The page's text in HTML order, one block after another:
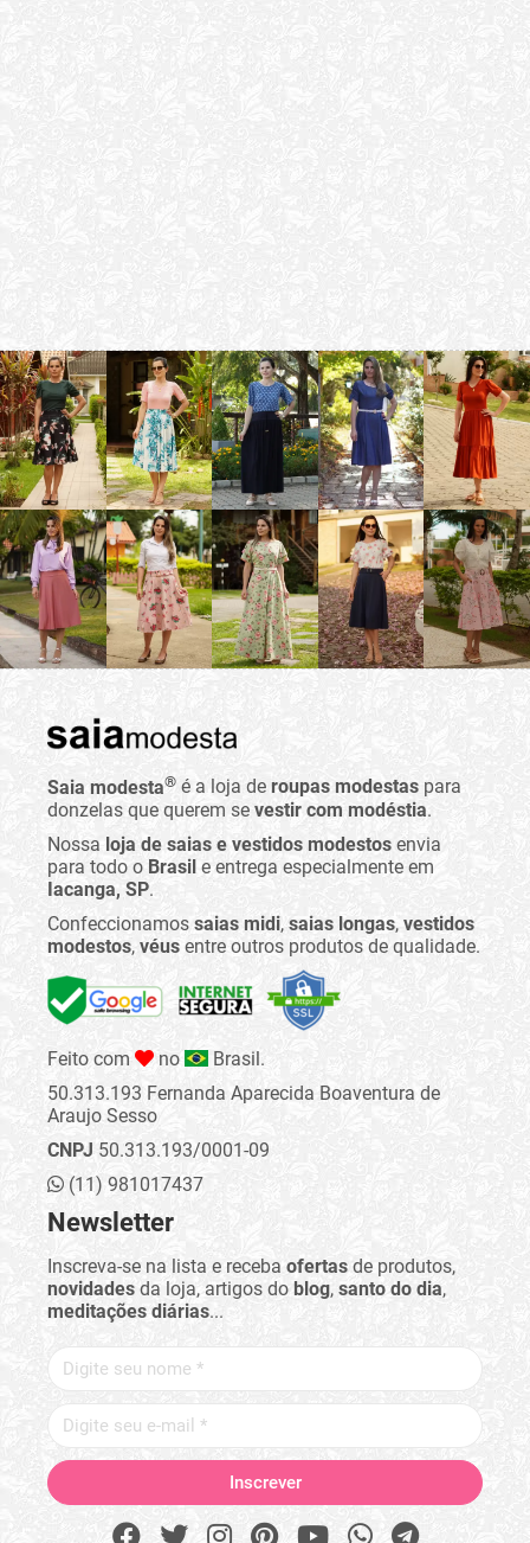
Saia modesta® é a loja de roupas modestas para
donzelas que querem se vestir com modéstia.
Nossa loja de saias e vestidos modestos envia
para todo o Brasil e entrega especialmente em
Iacanga, SP.
Confeccionamos saias midi, saias longas, vestidos
modestos, véus entre outros produtos de qualidade.
Feito com no
Brasil.
50.313.193 Fernanda Aparecida Boaventura de
Araujo Sesso
CNPJ 50.313.193/0001-09
(11) 981017437
Newsletter
Inscreva-se na lista e receba ofertas de produtos,
novidades da loja, artigos do blog, santo do dia,
meditações diárias...